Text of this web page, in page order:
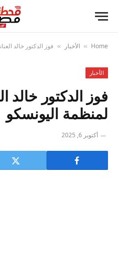
Home
» الأخبار » فوز الدكتور خالد
الأخبار
فوز الدكتور خالد
لمنظمة اليونسكو
أكتوبر 6, 2025